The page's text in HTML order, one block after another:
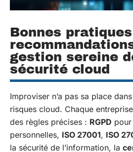
Bonnes
gestion sereine
sécurité cloud
Improviser n’a pas sa place
risques cloud. Chaque
des règles précises : RGPD
personnelles, ISO 27001, ISO
la sécurité de l’information, la